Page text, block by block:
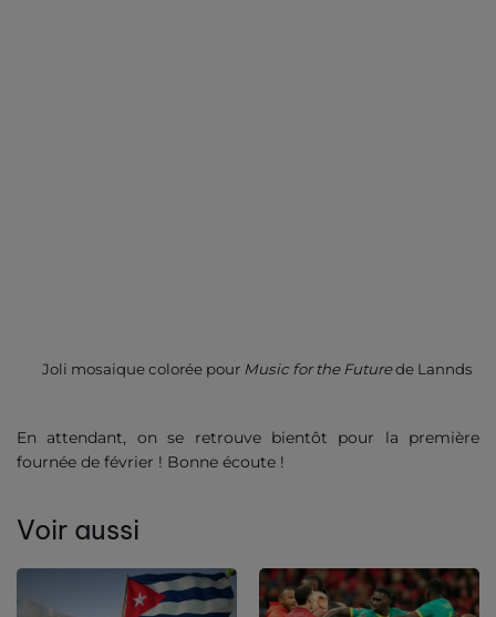
Joli mosaique colorée pour Music for the Futurede Lannds
En attendant, on se retrouve bientôt pour la première
fournée de février ! Bonne écoute !
Voir aussi